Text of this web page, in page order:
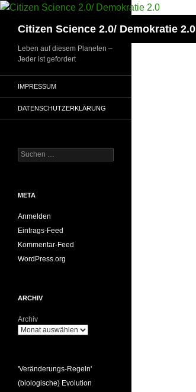
Zum
springenCitizen Science 2.0/ Demokratie 2.0
Leben auf diesem Planeten –
Jeder ist gefordert
IMPRESSUM
DATENSCHUTZERKLÄRUNG
Suchen
nach:
META
Anmelden
Eintrags-Feed
Kommentar-Feed
WordPress.org
ARCHIV
Archiv
'Veränderungs-Regeln'
(biologische) Evolution